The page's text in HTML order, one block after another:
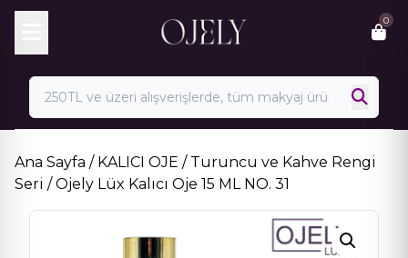
Skip
content
0
Ana Sayfa / KALICI OJE / Turuncu ve Kahve Rengi
Seri / Ojely Lüx Kalıcı Oje 15 ML NO. 31